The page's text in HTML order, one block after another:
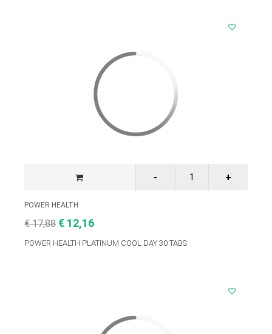
POWER HEALTH
€ 17,88 € 12,16
POWER HEALTH PLATINUM COOL DAY 30 TABS